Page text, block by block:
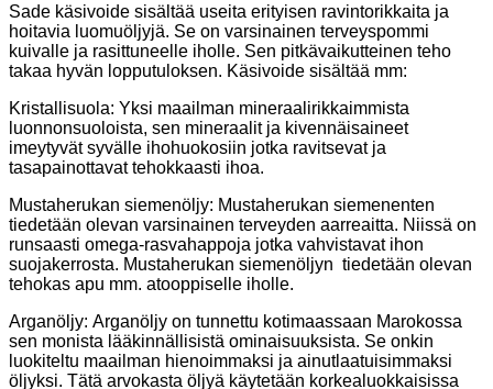
Sade käsivoide sisältää useita erityisen ravintorikkaita ja
hoitavia luomuöljyjä. Se on varsinainen terveyspommi
kuivalle ja rasittuneelle iholle. Sen pitkävaikutteinen teho
takaa hyvän lopputuloksen. Käsivoide sisältää mm:
Kristallisuola: Yksi maailman mineraalirikkaimmista
luonnonsuoloista, sen mineraalit ja kivennäisaineet
imeytyvät syvälle ihohuokosiin jotka ravitsevat ja
tasapainottavat tehokkaasti ihoa.
Mustaherukan siemenöljy: Mustaherukan siemenenten
tiedetään olevan varsinainen terveyden aarreaitta. Niissä on
runsaasti omega-rasvahappoja jotka vahvistavat ihon
suojakerrosta. Mustaherukan siemenöljyn tiedetään olevan
tehokas apu mm. atooppiselle iholle.
Arganöljy: Arganöljy on tunnettu kotimaassaan Marokossa
sen monista lääkinnällisistä ominaisuuksista. Se onkin
luokiteltu maailman hienoimmaksi ja ainutlaatuisimmaksi
öljyksi. Tätä arvokasta öljyä käytetään korkealuokkaisissa